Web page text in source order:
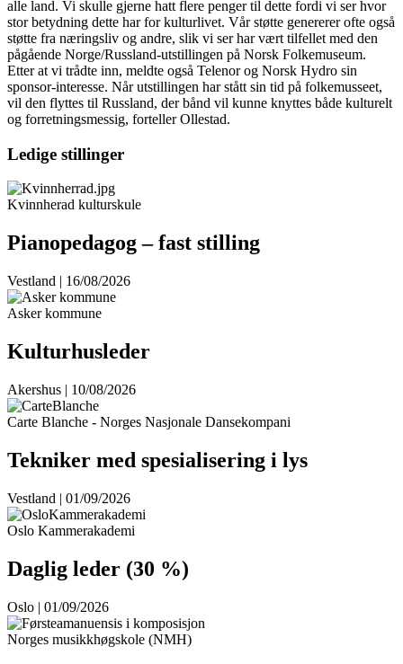
alle land. Vi skulle gjerne hatt flere penger til dette fordi vi ser hvor
stor betydning dette har for kulturlivet. Vår støtte genererer ofte også
støtte fra næringsliv og andre, slik vi ser har vært tilfellet med den
pågående Norge/Russland-utstillingen på Norsk Folkemuseum.
Etter at vi trådte inn, meldte også Telenor og Norsk Hydro sin
sponsor-interesse. Når utstillingen har stått sin tid på folkemusseet,
vil den flyttes til Russland, der bånd vil kunne knyttes både kulturelt
og forretningsmessig, forteller Ollestad.
Ledige stillinger
Kvinnherad kulturskule
Pianopedagog – fast stilling
Vestland | 16/08/2026
Asker kommune
Kulturhusleder
Akershus | 10/08/2026
Carte Blanche - Norges Nasjonale Dansekompani
Tekniker med spesialisering i lys
Vestland | 01/09/2026
Oslo Kammerakademi
Daglig leder (30 %)
Oslo | 01/09/2026
Norges musikkhøgskole (NMH)